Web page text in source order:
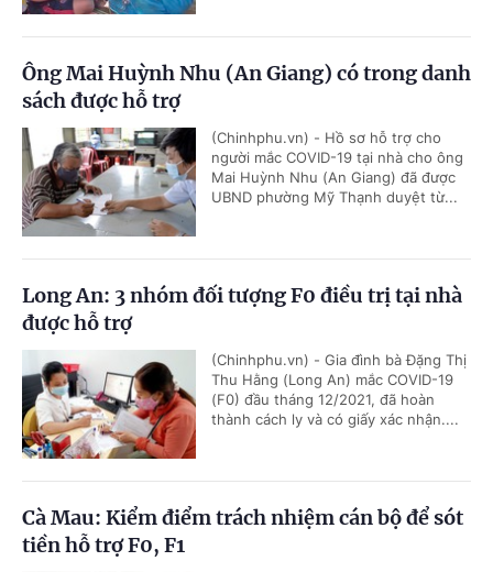
Ông Mai Huỳnh Nhu (An Giang) có trong danh
sách được hỗ trợ
(Chinhphu.vn) - Hồ sơ hỗ trợ cho
người mắc COVID-19 tại nhà cho ông
Mai Huỳnh Nhu (An Giang) đã được
UBND phường Mỹ Thạnh duyệt từ...
Long An: 3 nhóm đối tượng F0 điều trị tại nhà
được hỗ trợ
(Chinhphu.vn) - Gia đình bà Đặng Thị
Thu Hằng (Long An) mắc COVID-19
(F0) đầu tháng 12/2021, đã hoàn
thành cách ly và có giấy xác nhận....
Cà Mau: Kiểm điểm trách nhiệm cán bộ để sót
tiền hỗ trợ F0, F1